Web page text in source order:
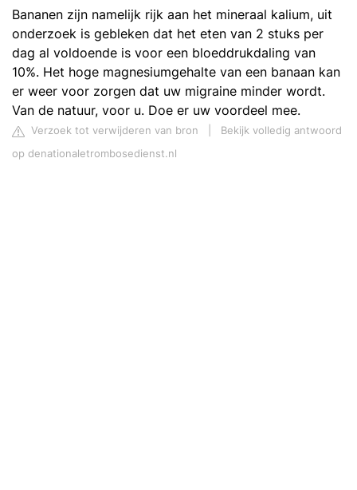
Bananen zijn namelijk rijk aan het mineraal kalium, uit
onderzoek is gebleken dat het eten van 2 stuks per
dag al voldoende is voor een bloeddrukdaling van
10%. Het hoge magnesiumgehalte van een banaan kan
er weer voor zorgen dat uw migraine minder wordt.
Van de natuur, voor u. Doe er uw voordeel mee.
Verzoek tot verwijderen van bron
Bekijk volledig antwoord
op denationaletrombosedienst.nl